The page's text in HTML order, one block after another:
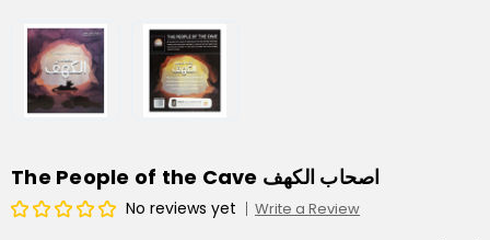
The People of the Cave اصحاب الكهف
No reviews yet Write a Review